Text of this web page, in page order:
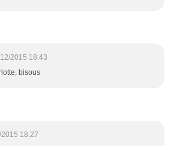
2015 18:43
bisous
18:27